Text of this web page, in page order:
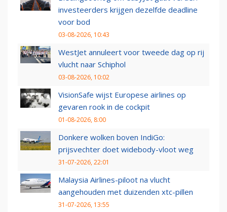
investeerders krijgen dezelfde deadline
voor bod
03-08-2026, 10:43
WestJet annuleert voor tweede dag op rij
vlucht naar Schiphol
03-08-2026, 10:02
VisionSafe wijst Europese airlines op
gevaren rook in de cockpit
01-08-2026, 8:00
Donkere wolken boven IndiGo:
prijsvechter doet widebody-vloot weg
31-07-2026, 22:01
Malaysia Airlines-piloot na vlucht
aangehouden met duizenden xtc-pillen
31-07-2026, 13:55